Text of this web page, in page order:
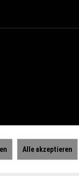
Alle akzeptieren